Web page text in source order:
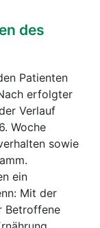
des
Patienten
erfolgter
Verlauf
Woche
sowie
ein
Mit der
Betroffene